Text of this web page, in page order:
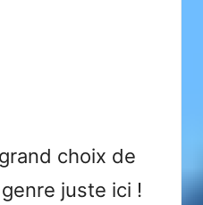
choix de
juste ici !